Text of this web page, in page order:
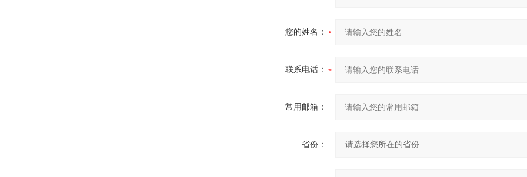
您的姓名：
联系电话：
常用邮箱：
省份：